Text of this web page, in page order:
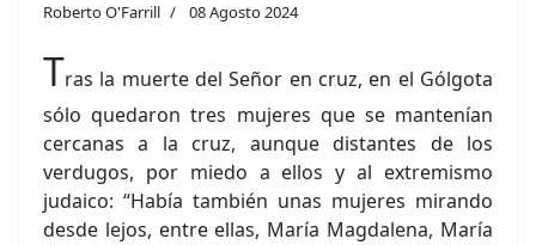
Roberto O'Farrill 08 Agosto 2024
Tras la muerte del Señor en cruz, en el Gólgota
sólo quedaron tres mujeres que se mantenían
cercanas a la cruz, aunque distantes de los
verdugos, por miedo a ellos y al extremismo
judaico: “Había también unas mujeres mirando
desde lejos, entre ellas, María Magdalena, María